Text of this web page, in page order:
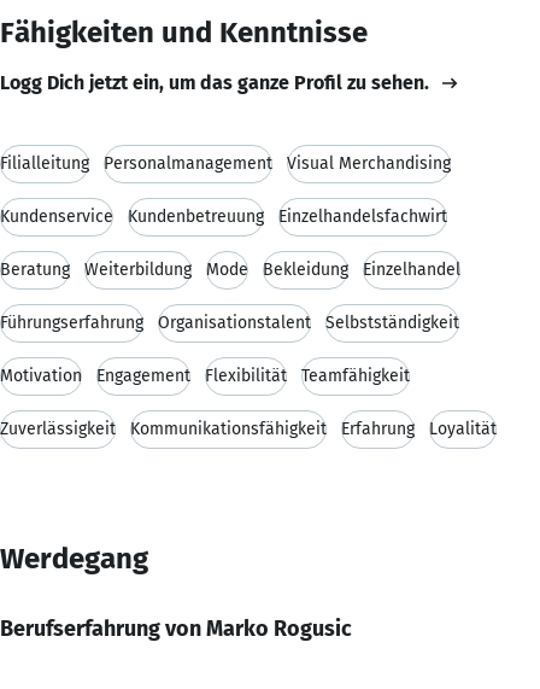
Fähigkeiten und Kenntnisse
Logg Dich jetzt ein, um das ganze Profil zu sehen.
Filialleitung Personalmanagement Visual Merchandising
Kundenservice Kundenbetreuung Einzelhandelsfachwirt
Beratung Weiterbildung Mode Bekleidung Einzelhandel
Führungserfahrung Organisationstalent Selbstständigkeit
Motivation Engagement Flexibilität Teamfähigkeit
Zuverlässigkeit Kommunikationsfähigkeit Erfahrung Loyalität
Werdegang
Berufserfahrung von Marko Rogusic